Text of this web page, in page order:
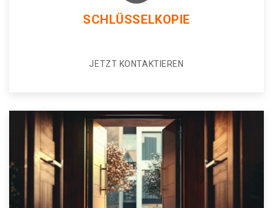
SCHLÜSSELKOPIE
JETZT KONTAKTIEREN